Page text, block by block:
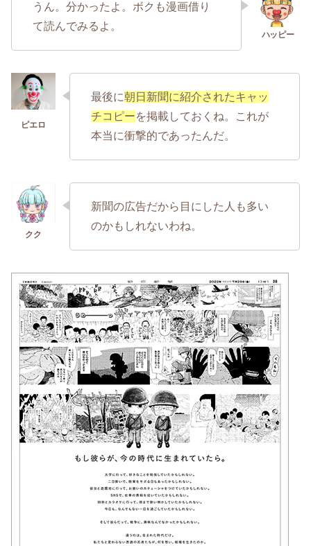
うん。分かったよ。ボクも漫画借り
て読んでみるよ。
最後に朝日新聞に紹介されたキャッ
チコピーを掲載しておくね。これが
本当に衝撃的であったんだ。
新聞の広告だから目にした人も多い
のかもしれないわね。